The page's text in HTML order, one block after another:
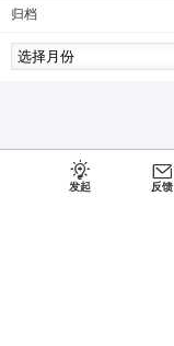
归档
发起 反馈